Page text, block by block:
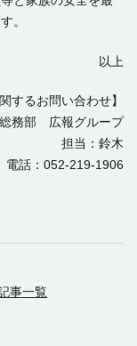
。
以上
するお問い合わせ】
務部 広報グループ
担当：鈴木
電話：052-219-1906
事一覧